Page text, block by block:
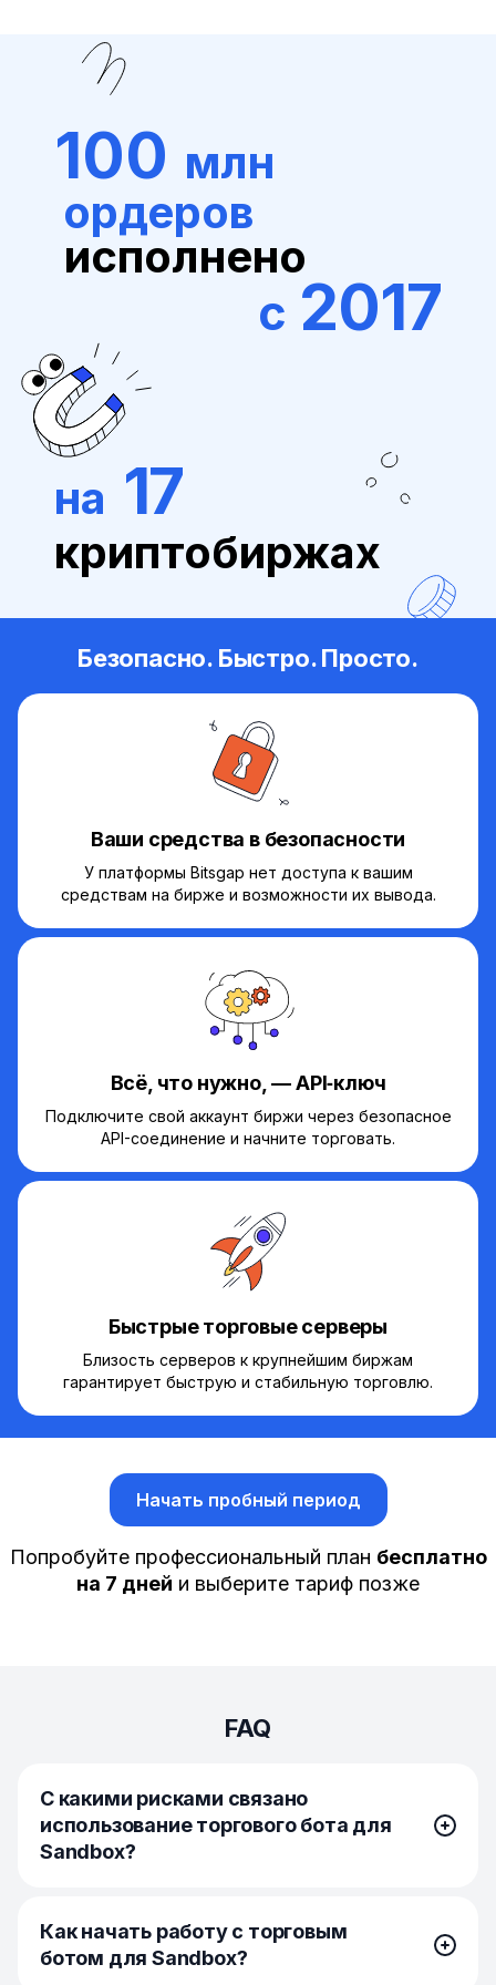
100 млн
ордеров
исполнено
с 2017
на 17
криптобиржах
Безопасно. Быстро. Просто.
Ваши средства в безопасности
У платформы Bitsgap нет доступа к вашим
средствам на бирже и возможности их вывода.
Всё, что нужно, — API‑ключ
Подключите свой аккаунт биржи через безопасное
API-соединение и начните торговать.
Быстрые торговые серверы
Близость серверов к крупнейшим биржам
гарантирует быструю и стабильную торговлю.
Начать пробный период
Попробуйте профессиональный план бесплатно
на 7 дней и выберите тариф позже
FAQ
С какими рисками связано
использование торгового бота для
Sandbox?
Торговые боты для SAND торгуют исключительно
по заданным вами параметрам. Хотя боты и не дают
гарантированного дохода, они станут значительным
Как начать работу с торговым
ботом для Sandbox?